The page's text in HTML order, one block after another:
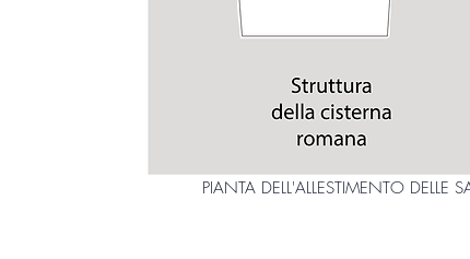
PIANTA DELL'ALLESTIMENTO DELLE